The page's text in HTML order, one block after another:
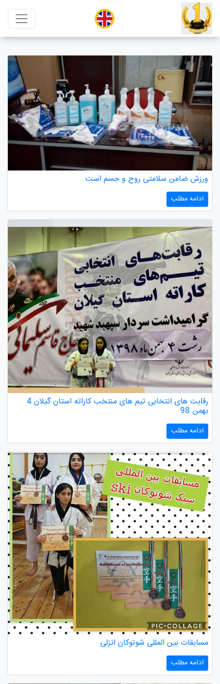
ورزش ضامن سلامتی روح و جسم است
ادامه مطلب
رقابت های انتخابی تیم های منتخب کاراته استان گیلان 4
بهمن 98
ادامه مطلب
مسابقات بین المللی شوتوکان انزلی
ادامه مطلب